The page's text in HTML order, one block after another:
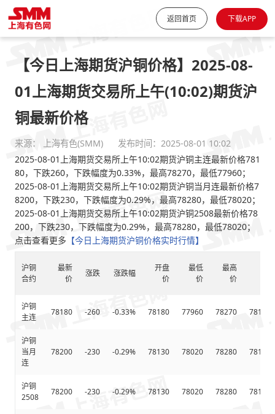
返回首页 下载APP
【今日上海期货沪铜价格】2025-08-
01上海期货交易所上午(10:02)期货沪
铜最新价格
来源： 上海有色(SMM)
发布时间：2025-08-01 10:02
2025-08-01上海期货交易所上午10:02期货沪铜主连最新价格781
80，下跌260，下跌幅度为0.33%，最高78270，最低77960；
2025-08-01上海期货交易所上午10:02期货沪铜当月连最新价格7
8200，下跌230，下跌幅度为0.29%，最高78280，最低78020；
2025-08-01上海期货交易所上午10:02期货沪铜2508最新价格78
200，下跌230，下跌幅度为0.29%，最高78280，最低78020；
点击查看更多 【今日上海期货沪铜价格实时行情】
沪铜
合约
最新
价
涨跌 涨跌幅
开盘
价
最低
价
最高
价
沪铜
主连
78180 -260 -0.33% 78180 77960 78270
沪铜
当月
连
78200 -230 -0.29% 78130 78020 78280
沪铜
2508
78200 -230 -0.29% 78130 78020 78280